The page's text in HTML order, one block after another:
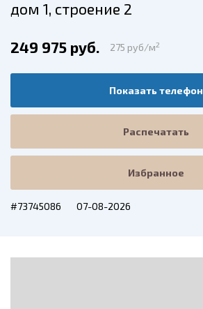
дом 1, строение 2
249 975 руб. 275 руб/м2
Показать телефон
Распечатать
Избранное
#73745086 07-08-2026